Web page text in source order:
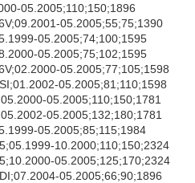
05.2005;110;150;1896
05.2005;55;75;1390
05.2005;74;100;1595
05.2005;75;102;1595
05.2005;77;105;1598
05.2005;81;110;1598
05.2005;110;150;1781
05.2005;132;180;1781
05.2005;85;115;1984
10.2000;110;150;2324
05.2005;125;170;2324
05.2005;66;90;1896